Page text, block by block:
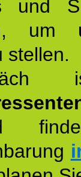
und
um
stellen.